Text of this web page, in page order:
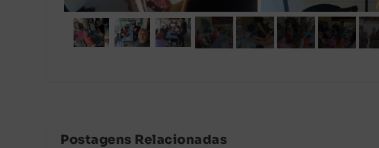
Postagens Relacionadas